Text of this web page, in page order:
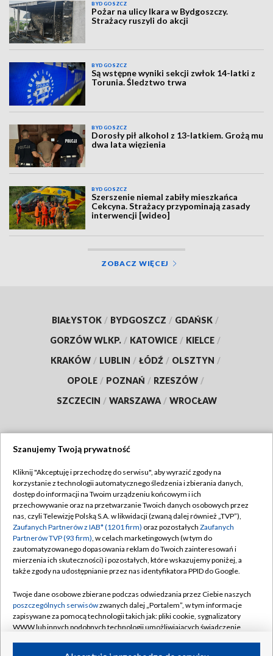
BYDGOSZCZ
Pożar na ulicy Ikara w Bydgoszczy.
Strażacy ruszyli do akcji
BYDGOSZCZ
Są wstępne wyniki sekcji zwłok 14-latki z
Torunia. Śledztwo trwa
BYDGOSZCZ
Dorosły pił alkohol z 13-latkiem. Grożą mu
dwa lata więzienia
BYDGOSZCZ
Szerszenie niemal zabiły mieszkańca
Cekcyna. Strażacy przypominają zasady
interwencji [wideo]
ZOBACZ WIĘCEJ
BIAŁYSTOK / BYDGOSZCZ / GDAŃSK /
GORZÓW WLKP. / KATOWICE / KIELCE /
KRAKÓW / LUBLIN / ŁÓDŹ / OLSZTYN /
OPOLE / POZNAŃ / RZESZÓW /
SZCZECIN / WARSZAWA / WROCŁAW
TVP
Abonament TVP
Emisja w TVP
Centrum informacji TVP
Naziemna Telewizja Cyfrowa
Rada Programowa
System NOS
Informacje o nadawcy
Regulamin TVP
Polityka prywatności
Moje zgody
Pomoc
Kontakt
Kanały
Szanujemy Twoją prywatność
Kliknij "Akceptuję i przechodzę do serwisu", aby wyrazić zgody na
korzystanie z technologii automatycznego śledzenia i zbierania danych,
dostęp do informacji na Twoim urządzeniu końcowym i ich
przechowywanie oraz na przetwarzanie Twoich danych osobowych przez
nas, czyli Telewizję Polską S.A. w likwidacji (zwaną dalej również „TVP”),
Zaufanych Partnerów z IAB* (1201 firm) oraz pozostałych Zaufanych
Partnerów TVP (93 firm), w celach marketingowych (w tym do
zautomatyzowanego dopasowania reklam do Twoich zainteresowań i
mierzenia ich skuteczności) i pozostałych, które wskazujemy poniżej, a
także zgody na udostępnianie przez nas identyfikatora PPID do Google.
Twoje dane osobowe zbierane podczas odwiedzania przez Ciebie naszych
poszczególnych serwisówzwanych dalej „Portalem”, w tym informacje
zapisywane za pomocą technologii takich jak: pliki cookie, sygnalizatory
WWW lub innych podobnych technologii umożliwiających świadczenie